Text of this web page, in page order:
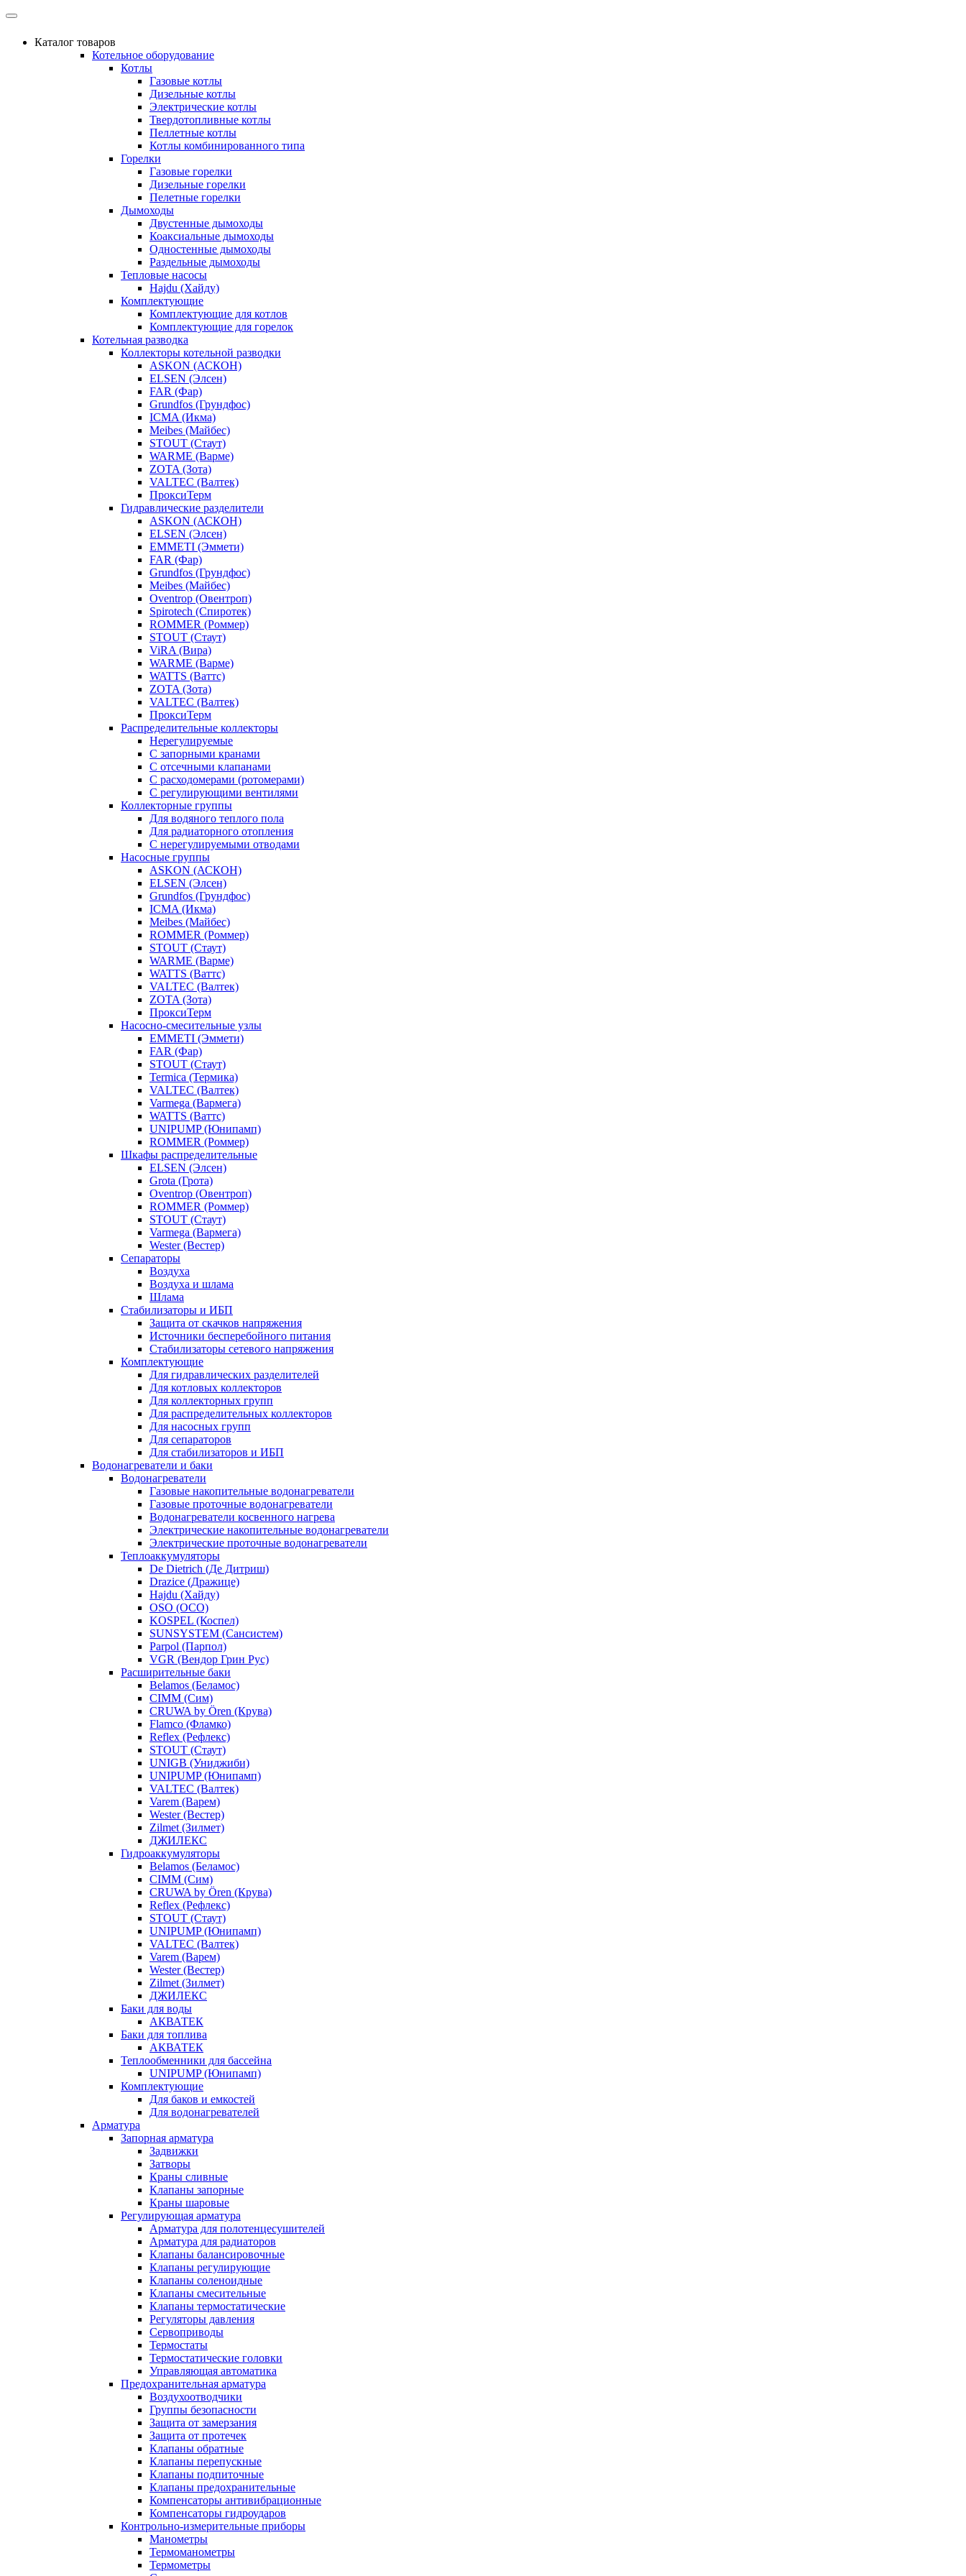
Каталог товаров
Котельное оборудование
Котлы
Газовые котлы
Дизельные котлы
Электрические котлы
Твердотопливные котлы
Пеллетные котлы
Котлы комбинированного типа
Горелки
Газовые горелки
Дизельные горелки
Пелетные горелки
Дымоходы
Двустенные дымоходы
Коаксиальные дымоходы
Одностенные дымоходы
Раздельные дымоходы
Тепловые насосы
Hajdu (Хайду)
Комплектующие
Комплектующие для котлов
Комплектующие для горелок
Котельная разводка
Коллекторы котельной разводки
ASKON (АСКОН)
ELSEN (Элсен)
FAR (Фар)
Grundfos (Грундфос)
ICMA (Икма)
Meibes (Майбес)
STOUT (Стаут)
WARME (Варме)
ZOTA (Зота)
VALTEC (Валтек)
ПроксиТерм
Гидравлические разделители
ASKON (АСКОН)
ELSEN (Элсен)
EMMETI (Эммети)
FAR (Фар)
Grundfos (Грундфос)
Meibes (Майбес)
Oventrop (Овентроп)
Spirotech (Спиротек)
ROMMER (Роммер)
STOUT (Стаут)
ViRA (Вира)
WARME (Варме)
WATTS (Ваттс)
ZOTA (Зота)
VALTEC (Валтек)
ПроксиТерм
Распределительные коллекторы
Нерегулируемые
С запорными кранами
С отсечными клапанами
С расходомерами (ротомерами)
С регулирующими вентилями
Коллекторные группы
Для водяного теплого пола
Для радиаторного отопления
С нерегулируемыми отводами
Насосные группы
ASKON (АСКОН)
ELSEN (Элсен)
Grundfos (Грундфос)
ICMA (Икма)
Meibes (Майбес)
ROMMER (Роммер)
STOUT (Стаут)
WARME (Варме)
WATTS (Ваттс)
VALTEC (Валтек)
ZOTA (Зота)
ПроксиТерм
Насосно-смесительные узлы
EMMETI (Эммети)
FAR (Фар)
STOUT (Стаут)
Termica (Термика)
VALTEC (Валтек)
Varmega (Вармега)
WATTS (Ваттс)
UNIPUMP (Юнипамп)
ROMMER (Роммер)
Шкафы распределительные
ELSEN (Элсен)
Grota (Грота)
Oventrop (Овентроп)
ROMMER (Роммер)
STOUT (Стаут)
Varmega (Вармега)
Wester (Вестер)
Сепараторы
Воздуха
Воздуха и шлама
Шлама
Стабилизаторы и ИБП
Защита от скачков напряжения
Источники бесперебойного питания
Стабилизаторы сетевого напряжения
Комплектующие
Для гидравлических разделителей
Для котловых коллекторов
Для коллекторных групп
Для распределительных коллекторов
Для насосных групп
Для сепараторов
Для стабилизаторов и ИБП
Водонагреватели и баки
Водонагреватели
Газовые накопительные водонагреватели
Газовые проточные водонагреватели
Водонагреватели косвенного нагрева
Электрические накопительные водонагреватели
Электрические проточные водонагреватели
Теплоаккумуляторы
De Dietrich (Де Дитриш)
Drazice (Дражице)
Hajdu (Хайду)
OSO (ОСО)
KOSPEL (Коспел)
SUNSYSTEM (Сансистем)
Parpol (Парпол)
VGR (Вендор Грин Рус)
Расширительные баки
Belamos (Беламос)
CIMM (Сим)
CRUWA by Ören (Крува)
Flamco (Фламко)
Reflex (Рефлекс)
STOUT (Стаут)
UNIGB (Униджиби)
UNIPUMP (Юнипамп)
VALTEC (Валтек)
Varem (Варем)
Wester (Вестер)
Zilmet (Зилмет)
ДЖИЛЕКС
Гидроаккумуляторы
Belamos (Беламос)
CIMM (Сим)
CRUWA by Ören (Крува)
Reflex (Рефлекс)
STOUT (Стаут)
UNIPUMP (Юнипамп)
VALTEC (Валтек)
Varem (Варем)
Wester (Вестер)
Zilmet (Зилмет)
ДЖИЛЕКС
Баки для воды
АКВАТЕК
Баки для топлива
АКВАТЕК
Теплообменники для бассейна
UNIPUMP (Юнипамп)
Комплектующие
Для баков и емкостей
Для водонагревателей
Арматура
Запорная арматура
Задвижки
Затворы
Краны сливные
Клапаны запорные
Краны шаровые
Регулирующая арматура
Арматура для полотенцесушителей
Арматура для радиаторов
Клапаны балансировочные
Клапаны регулирующие
Клапаны соленоидные
Клапаны смесительные
Клапаны термостатические
Регуляторы давления
Сервоприводы
Термостаты
Термостатические головки
Управляющая автоматика
Предохранительная арматура
Воздухоотводчики
Группы безопасности
Защита от замерзания
Защита от протечек
Клапаны обратные
Клапаны перепускные
Клапаны подпиточные
Клапаны предохранительные
Компенсаторы антивибрационные
Компенсаторы гидроударов
Контрольно-измерительные приборы
Манометры
Термоманометры
Термометры